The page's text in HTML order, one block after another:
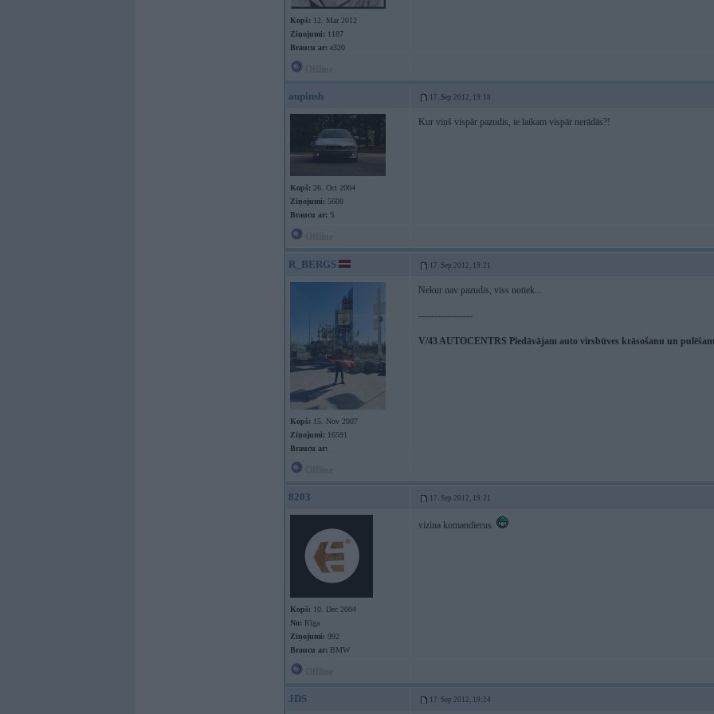
Kopš: 12. Mar 2012
Ziņojumi: 1187
Braucu ar: e320
aupinsh 17. Sep 2012, 19:18
Kopš: 26. Oct 2004
Ziņojumi: 5608
Braucu ar: S
Kur viņš vispār pazudis, te laikam vispār nerādās?!
R_BERGS 17. Sep 2012, 19:21
Kopš: 15. Nov 2007
Ziņojumi: 16591
Braucu ar:
Nekur nav pazudis, viss notiek...
-----------------
V/43 AUTOCENTRS Piedāvājam auto virsbūves krāsošanu un
8203 17. Sep 2012, 19:21
Kopš: 10. Dec 2004
No: Rīga
Ziņojumi: 992
Braucu ar: BMW
vizina komandierus.
JDS 17. Sep 2012, 19:24